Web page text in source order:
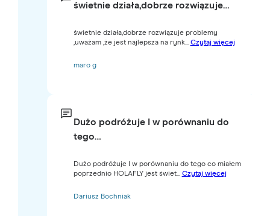
świetnie działa,dobrze rozwiązuje…
świetnie działa,dobrze rozwiązuje problemy
,uważam ,że jest najlepsza na rynk... Czytaj więcej
maro g
Dużo podróżuje I w porównaniu do
tego…
Dużo podróżuje I w porównaniu do tego co miałem
poprzednio HOLAFLY jest świet... Czytaj więcej
Dariusz Bochniak